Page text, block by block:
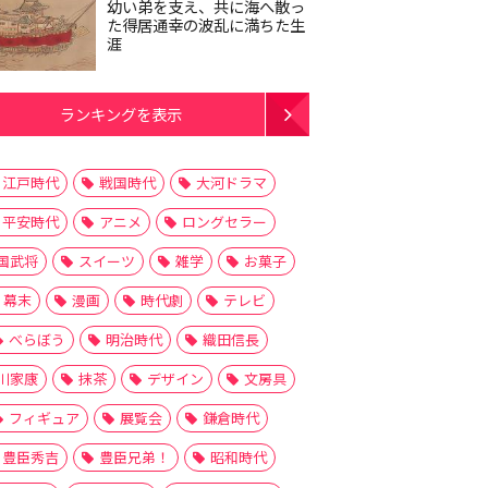
幼い弟を支え、共に海へ散っ
た得居通幸の波乱に満ちた生
涯
ランキングを表示
江戸時代 戦国時代
大河ドラマ
平安時代
アニメ
ロングセラー
武将
スイーツ 雑学
お菓子
幕末
漫画 時代劇
テレビ
べらぼう
明治時代
織田信長
家康
抹茶 デザイン
文房具
フィギュア
展覧会
鎌倉時代
豊臣秀吉
豊臣兄弟！
昭和時代